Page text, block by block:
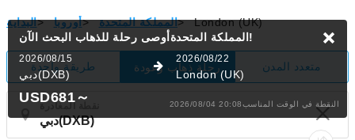
البداية> أوروبا> المملكة المتحدة> London (UK)
طريقة واحدة رحلة ذهاب وعودة متعدد المدن
المملكة المتحدةأوصى رحلة للذهاب البحث الآن!
2026/08/15
دبي(DXB)
2026/08/22
London (UK)
USD681～ 2026/08/04 20:08النقطة في الوقت المناسب